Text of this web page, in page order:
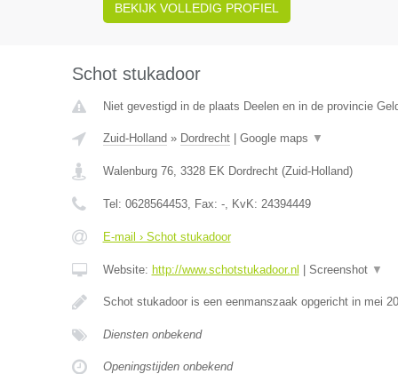
BEKIJK VOLLEDIG PROFIEL
Schot stukadoor
Niet gevestigd in de plaats Deelen en in de provincie
Zuid-Holland » Dordrecht| Google maps ▼
Walenburg 76, 3328 EK Dordrecht(Zuid-Holland)
Tel: 0628564453, Fax: -, KvK: 24394449
E-mail › Schot stukadoor
Website: http://www.schotstukadoor.nl Screenshot ▼
Schot stukadoor is een eenmanszaak opgericht in mei
Diensten onbekend
Openingstijden onbekend